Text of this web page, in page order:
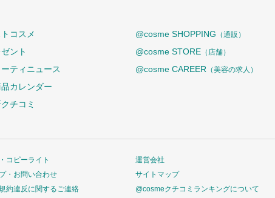
コスメ
ント
ーティニュース
カレンダー
チコミ
@cosme SHOPPING （通販）
@cosme STORE （店舗）
@cosme CAREER （美容の求人）
コピーライト
・お問い合わせ
約違反に関するご連絡
運営会社
サイトマップ
@cosmeクチコミランキングについて